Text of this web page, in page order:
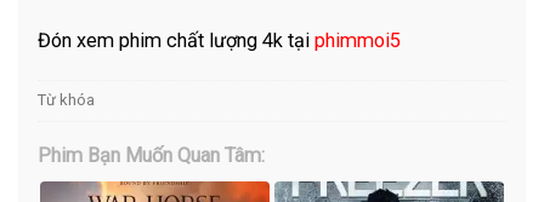
Đón xem phim chất lượng 4k tạiphimmoi5
Từ khóa
Phim Bạn Muốn Quan Tâm: